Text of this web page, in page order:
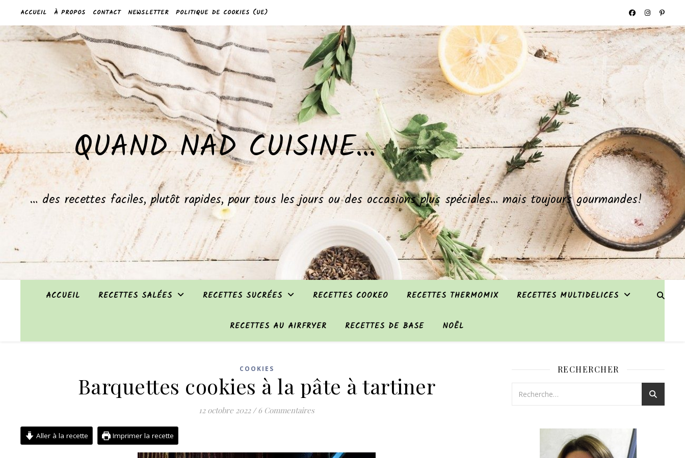
ACCUEIL À PROPOS CONTACT NEWSLETTER POLITIQUE DE COOKIES (UE)
QUAND NAD CUISINE…
… des recettes faciles, plutôt rapides, pour tous les jours ou des occasions plus spéciales… mais toujours gourmandes!
ACCUEIL RECETTES SALÉES RECETTES SUCRÉES RECETTES COOKEO RECETTES THERMOMIX RECETTES MULTIDELICES
RECETTES AU AIRFRYER RECETTES DE BASE NOËL
COOKIES
Barquettes cookies à la pâte à tartiner
12 octobre 2022 / 6 Commentaires
Aller à la recette Imprimer la recette
RECHERCHER